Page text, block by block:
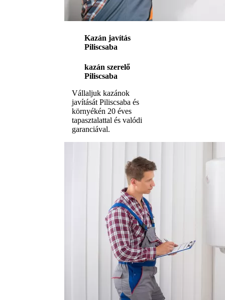
Kazán javítás
Piliscsaba
kazán szerelő
Piliscsaba
Vállaljuk kazánok
javítását Piliscsaba és
környékén 20 éves
tapasztalattal és valódi
garanciával.